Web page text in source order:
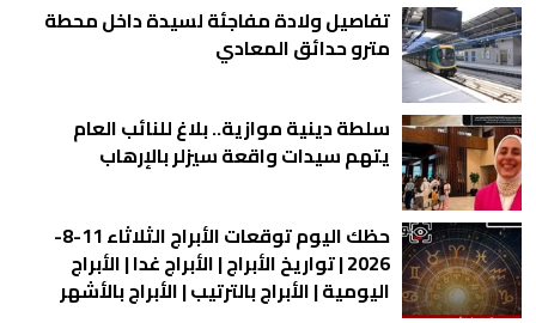
تفاصيل ولادة مفاجئة لسيدة داخل محطة
مترو حدائق المعادي
سلطة دينية موازية.. بلاغ للنائب العام
يتهم سيدات واقعة سيزلر بالإرهاب
حظك اليوم توقعات الأبراج الثلاثاء 11-8-
2026 | تواريخ الأبراج | الأبراج غدا | الأبراج
اليومية | الأبراج بالترتيب | الأبراج بالأشهر